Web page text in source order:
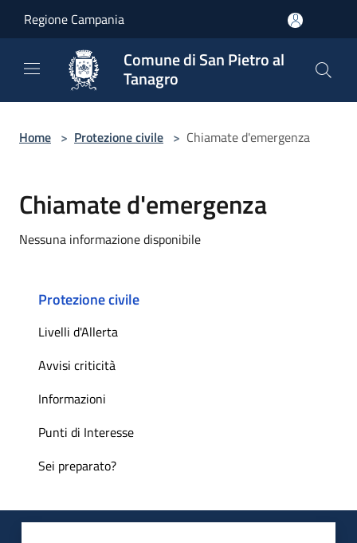
Regione Campania
Comune di San Pietro al
Tanagro
Home > Protezione civile > Chiamate d'emergenza
Chiamate d'emergenza
Nessuna informazione disponibile
Protezione civile
Livelli d'Allerta
Avvisi criticità
Informazioni
Punti di Interesse
Sei preparato?